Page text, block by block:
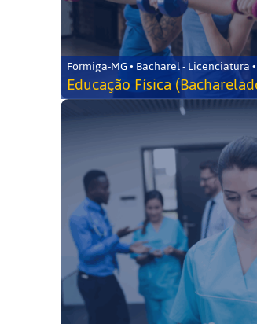
Formiga-MG • Bacharel - Licenciatura
Educação Física